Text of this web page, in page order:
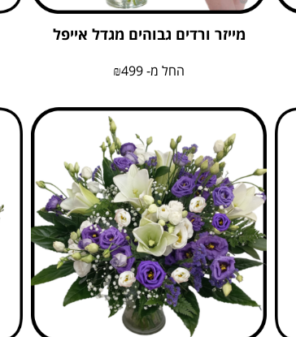
מייזר ורדים גבוהים מגדל אייפל
החל מ- ₪499